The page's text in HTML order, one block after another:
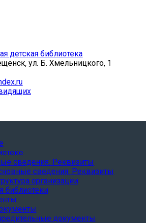
детская библиотека
ул. Б. Хмельницкого, 1
сведения. Реквизиты
сведения. Реквизиты
организации
библиотеки
документы